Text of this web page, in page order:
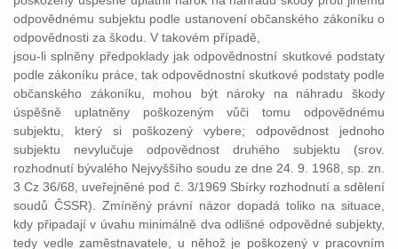
odpovědnému subjektu podle ustanovení občanského zákoníku o
odpovědnosti za škodu. V takovém případě,
jsou-li splněny předpoklady jak odpovědnostní skutkové podstaty
podle zákoníku práce, tak odpovědnostní skutkové podstaty podle
občanského zákoníku, mohou být nároky na náhradu škody
úspěšně uplatněny poškozeným vůči tomu odpovědnému
subjektu, který si poškozený vybere; odpovědnost jednoho
subjektu nevylučuje odpovědnost druhého subjektu (srov.
rozhodnutí bývalého Nejvyššího soudu ze dne 24. 9. 1968, sp. zn.
3 Cz 36/68, uveřejněné pod č. 3/1969 Sbírky rozhodnutí a sdělení
soudů ČSSR). Zmíněný právní názor dopadá toliko na situace,
kdy připadají v úvahu minimálně dva odlišné odpovědné subjekty,
tedy vedle zaměstnavatele, u něhož je poškozený v pracovním